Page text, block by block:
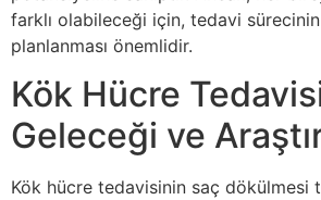
farklı olabileceği için, tedavi
planlanması önemlidir.
Kök Hücre
Geleceği ve
Kök hücre tedavisinin saç dökülmesi